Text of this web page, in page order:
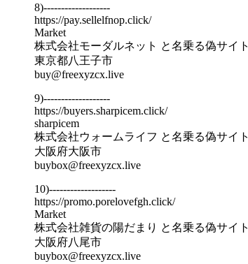
8)-------------------
https://pay.sellelfnop.click/
Market
株式会社モーダルネット と名乗る偽サイト
東京都八王子市
buy@freexyzcx.live
9)-------------------
https://buyers.sharpicem.click/
sharpicem
株式会社ウォームライフ と名乗る偽サイト
大阪府大阪市
buybox@freexyzcx.live
10)-------------------
https://promo.porelovefgh.click/
Market
株式会社雑貨の陽だまり と名乗る偽サイト
大阪府八尾市
buybox@freexyzcx.live